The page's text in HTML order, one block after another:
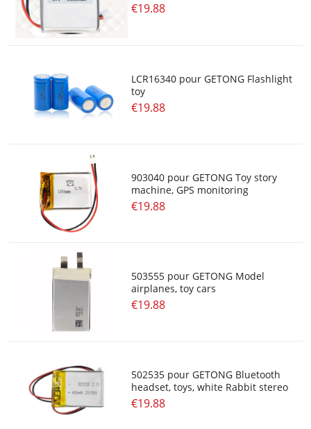
€19.88
LCR16340 pour GETONG Flashlight
toy
€19.88
903040 pour GETONG Toy story
machine, GPS monitoring
€19.88
503555 pour GETONG Model
airplanes, toy cars
€19.88
502535 pour GETONG Bluetooth
headset, toys, white Rabbit stereo
€19.88